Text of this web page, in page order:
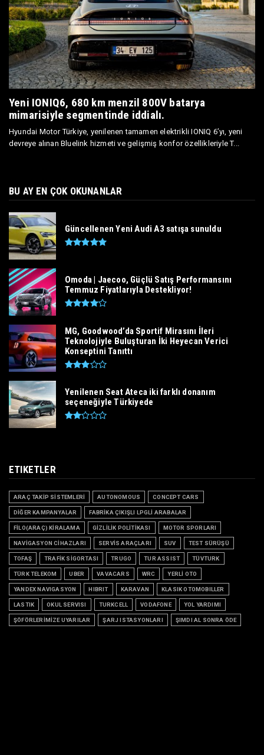
Yeni IONIQ6, 680 km menzil 800V batarya
mimarisiyle segmentinde iddialı.
Hyundai Motor Türkiye, yenilenen tamamen elektrikli IONIQ 6’yı, yeni
devreye alınan Bluelink hizmeti ve gelişmiş konfor özellikleriyle T...
BU AY EN ÇOK OKUNANLAR
Güncellenen Yeni Audi A3 satışa sunuldu
Omoda | Jaecoo, Güçlü Satış Performansını
Temmuz Fiyatlarıyla Destekliyor!
MG, Goodwood’da Sportif Mirasını İleri
Teknolojiyle Buluşturan İki Heyecan Verici
Konseptini Tanıttı
Yenilenen Seat Ateca iki farklı donanım
seçeneğiyle Türkiyede
ETIKETLER
ARAÇ TAKİP SİSTEMLERİ AUTONOMOUS CONCEPT CARS
DİĞER KAMPANYALAR FABRİKA ÇIKIŞLI LPGLİ ARABALAR
FİLO(ARAÇ) KİRALAMA GİZLİLİK POLİTİKASI MOTOR SPORLARI
NAVİGASYON CİHAZLARI SERVİS ARAÇLARI SUV TEST SÜRÜŞÜ
TOFAŞ TRAFİK SİGORTASI TRUGO TUR ASSIST TÜVTURK
TÜRK TELEKOM UBER VAVACARS WRC YERLİ OTO
YANDEX NAVIGASYON HIBRIT KARAVAN KLASIK OTOMOBILLER
LASTIK OKUL SERVISI TURKCELL VODAFONE YOL YARDIMI
ŞÖFÖRLERİMİZE UYARILAR ŞARJ ISTASYONLARI ŞIMDI AL SONRA ÖDE